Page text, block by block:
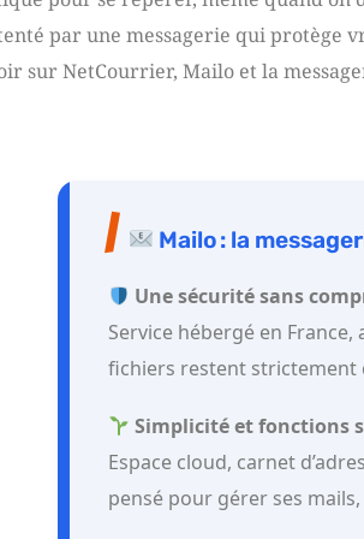
par une messagerie qui protège
sur NetCourrier, Mailo et la
Mailo : la
Une sécurité sans
Service hébergé en
fichiers restent strictement
Simplicité et fonctions
Espace cloud, carnet
pensé pour gérer ses